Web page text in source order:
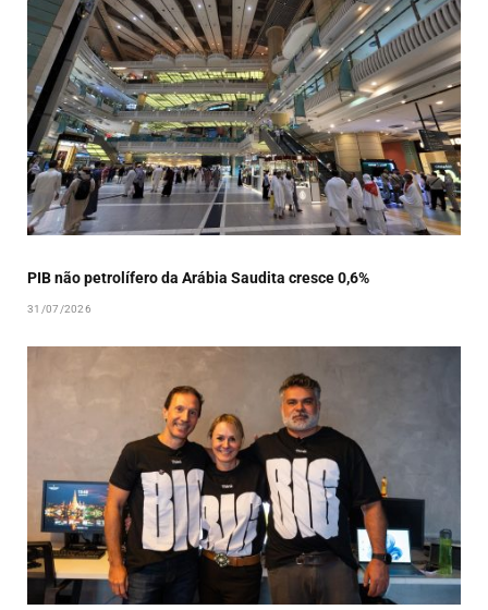
PIB não petrolífero da Arábia Saudita cresce 0,6%
31/07/2026